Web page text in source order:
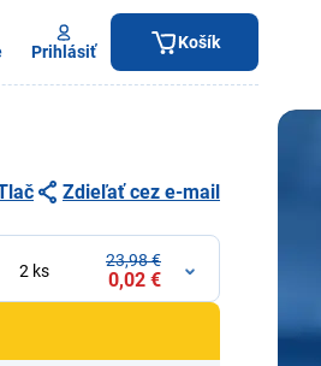
Prihlásiť Košík
Zdieľať cez e-mail
2 ks
23,98 €
0,02 €